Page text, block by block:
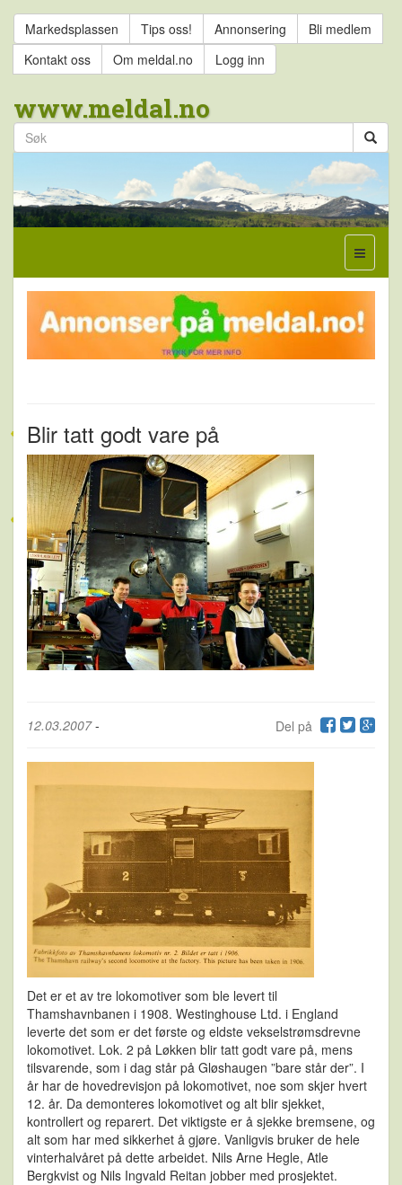
Markedsplassen Tips oss! Annonsering
Bli medlem
Kontakt oss
Om meldal.no Logg inn
www.meldal.no
Blir tatt godt vare på
Del på
12.03.2007-
Det er et av tre lokomotiver som ble levert til
Thamshavnbanen i 1908. Westinghouse Ltd. i England
leverte det som er det første og eldste vekselstrømsdrevne
lokomotivet. Lok. 2 på Løkken blir tatt godt vare på, mens
tilsvarende, som i dag står på Gløshaugen ”bare står der”. I
år har de hovedrevisjon på lokomotivet, noe som skjer hvert
12. år. Da demonteres lokomotivet og alt blir sjekket,
kontrollert og reparert. Det viktigste er å sjekke bremsene, og
alt som har med sikkerhet å gjøre. Vanligvis bruker de hele
vinterhalvåret på dette arbeidet. Nils Arne Hegle, Atle
Bergkvist og Nils Ingvald Reitan jobber med prosjektet.